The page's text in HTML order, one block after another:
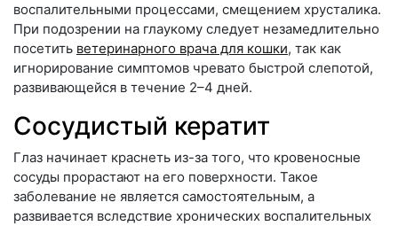
воспалительными процессами, смещением хрусталика.
При подозрении на глаукому следует незамедлительно
посетить ветеринарного врача для кошки, так как
игнорирование симптомов чревато быстрой слепотой,
развивающейся в течение 2–4 дней.
Сосудистый кератит
Глаз начинает краснеть из-за того, что кровеносные
сосуды прорастают на его поверхности. Такое
заболевание не является самостоятельным, а
развивается вследствие хронических воспалительных